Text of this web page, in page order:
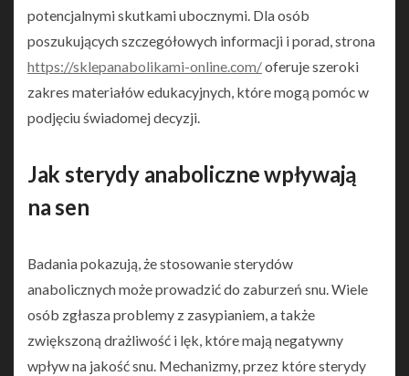
potencjalnymi skutkami ubocznymi. Dla osób
poszukujących szczegółowych informacji i porad, strona
https://sklepanabolikami-online.com/oferuje szeroki
zakres materiałów edukacyjnych, które mogą pomóc w
podjęciu świadomej decyzji.
Jak sterydy anaboliczne wpływają
na sen
Badania pokazują, że stosowanie sterydów
anabolicznych może prowadzić do zaburzeń snu. Wiele
osób zgłasza problemy z zasypianiem, a także
zwiększoną drażliwość i lęk, które mają negatywny
wpływ na jakość snu. Mechanizmy, przez które sterydy